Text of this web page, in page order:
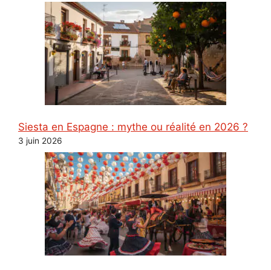
Siesta en Espagne : mythe ou réalité en 2026 ?
3 juin 2026